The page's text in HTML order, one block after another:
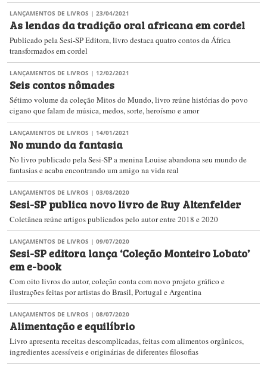
LANÇAMENTOS DE LIVROS | 23/04/2021
As lendas da tradição oral africana em cordel
Publicado pela Sesi-SP Editora, livro destaca quatro contos da África
transformados em cordel
LANÇAMENTOS DE LIVROS | 12/02/2021
Seis contos nômades
Sétimo volume da coleção Mitos do Mundo, livro reúne histórias do povo
cigano que falam de música, medos, sorte, heroísmo e amor
LANÇAMENTOS DE LIVROS | 14/01/2021
No mundo da fantasia
No livro publicado pela Sesi-SP a menina Louise abandona seu mundo de
fantasias e acaba encontrando um amigo na vida real
LANÇAMENTOS DE LIVROS | 03/08/2020
Sesi-SP publica novo livro de Ruy Altenfelder
Coletânea reúne artigos publicados pelo autor entre 2018 e 2020
LANÇAMENTOS DE LIVROS | 09/07/2020
Sesi-SP editora lança ‘Coleção Monteiro Lobato’
em e-book
Com oito livros do autor, coleção conta com novo projeto gráfico e
ilustrações feitas por artistas do Brasil, Portugal e Argentina
LANÇAMENTOS DE LIVROS | 08/07/2020
Alimentação e equilíbrio
Livro apresenta receitas descomplicadas, feitas com alimentos orgânicos,
ingredientes acessíveis e originárias de diferentes filosofias